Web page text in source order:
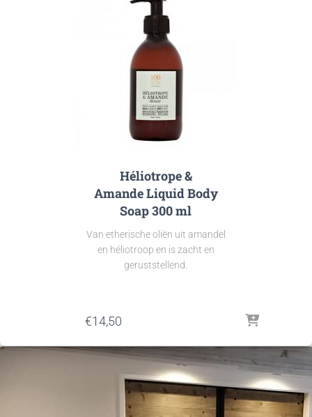
Héliotrope &
Amande Liquid Body
Soap 300 ml
Van etherische oliën uit amandel
en héliotroop en is zacht en
geruststellend.
€14,50